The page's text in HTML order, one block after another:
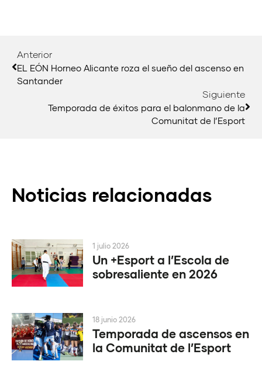
Anterior
EL EÓN Horneo Alicante roza el sueño del ascenso en
Santander
Siguiente
Temporada de éxitos para el balonmano de la
Comunitat de l’Esport
Noticias relacionadas
Un +Esport a l’Escola de
sobresaliente en 2026
1 julio 2026
Temporada de ascensos en
la Comunitat de l’Esport
18 junio 2026